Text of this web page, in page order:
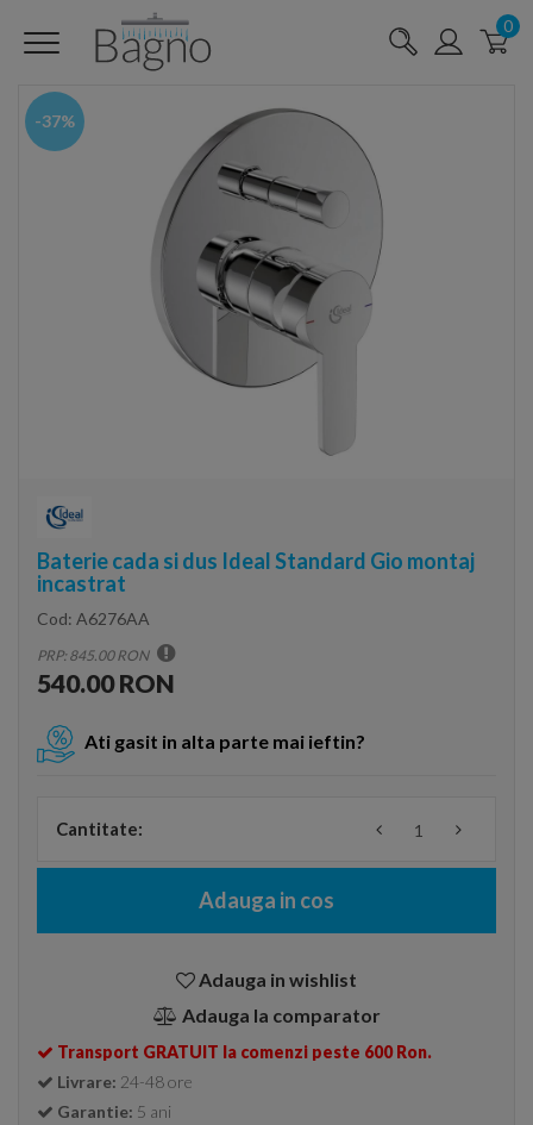
0
-37%
Baterie cada si dus Ideal Standard Gio montaj
incastrat
Cod: A6276AA
PRP: 845.00 RON
540.00 RON
Ati gasit in alta parte mai ieftin?
Cantitate:
Adauga in cos
Adauga in wishlist
Adauga la comparator
Transport GRATUIT la comenzi peste 600 Ron.
Livrare: 24-48 ore
Garantie: 5 ani